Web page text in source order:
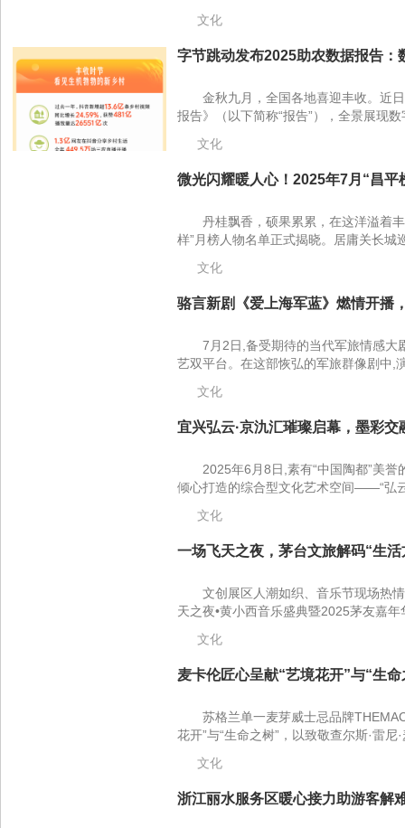
文化
字节跳动发布2025助农数据报告：
金秋九月，全国各地喜迎丰收。近
报告》（以下简称“报告”），全景展现
文化
微光闪耀暖人心！2025年7月“昌平
丹桂飘香，硕果累累，在这洋溢着
样”月榜人物名单正式揭晓。居庸关长城
文化
骆言新剧《爱上海军蓝》燃情开播
7月2日,备受期待的当代军旅情感大
艺双平台。在这部恢弘的军旅群像剧中,
文化
宜兴弘云·京氿汇璀璨启幕，墨彩交
2025年6月8日,素有“中国陶都”美
倾心打造的综合型文化艺术空间——“弘
文化
一场飞天之夜，茅台文旅解码“生
文创展区人潮如织、音乐节现场热
天之夜•黄小西音乐盛典暨2025茅友嘉
文化
麦卡伦匠心呈献“艺境花开”与“生
苏格兰单一麦芽威士忌品牌
花开”与“生命之树”，以致敬查尔斯·雷尼
文化
浙江丽水服务区暖心接力助游客解